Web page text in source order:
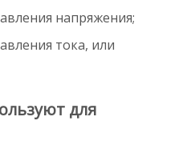
напряжения;
тока, или
для